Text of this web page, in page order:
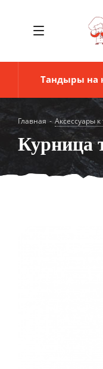
Тандыры на
Главная - Аксессуары
Курница